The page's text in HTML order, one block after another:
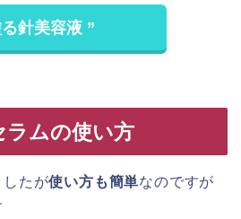
針美容液 ”
ムの使い方
したが使い方も簡単なのですが